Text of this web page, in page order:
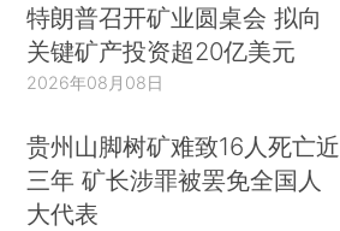
特朗普召开矿业圆桌会 拟向
关键矿产投资超20亿美元
2026年08月08日
贵州山脚树矿难致16人死亡近
三年 矿长涉罪被罢免全国人
大代表